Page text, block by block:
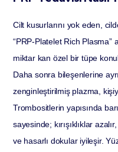
Cilt kusurlarını yok eden,
“PRP-Platelet Rich Plasma”
miktar kan özel bir tüpe
Daha sonra bileşenlerine
zenginleştirilmiş plazma,
Trombositlerin yapısında
sayesinde; kırışıklıklar
ve hasarlı dokular iyileşir.